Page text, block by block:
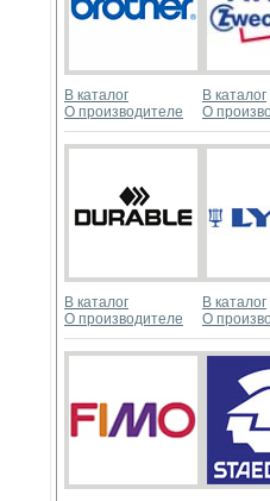
В каталог
О производителе
В каталог
О
В каталог
О производителе
В каталог
О